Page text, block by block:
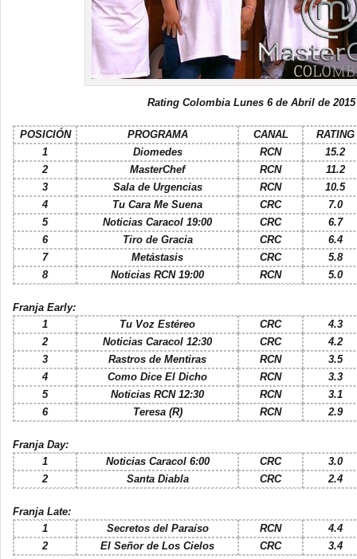
Rating Colombia Lunes 6 de Abril de 2015
POSICIÓN PROGRAMA CANAL
RATING
1
Diomedes RCN
15.2
2
MasterChef RCN
11.2
3
Sala de Urgencias RCN
10.5
4
Tu Cara Me Suena CRC
7.0
5
Noticias Caracol 19:00 CRC
6.7
6
Tiro de Gracia CRC
6.4
7
Metástasis CRC
5.8
8
Noticias RCN 19:00 RCN 5.0
Franja Early:
1
Tu Voz Estéreo CRC
4.3
2
Noticias Caracol 12:30 CRC
4.2
3
Rastros de Mentiras RCN
3.5
4
Como Dice El Dicho RCN
3.3
5
Noticias RCN 12:30 RCN
3.1
6
Teresa (R) RCN 2.9
Franja Day:
1
Noticias Caracol 6:00 CRC
3.0
2
Santa Diabla CRC 2.4
Franja Late:
1
Secretos del Paraíso RCN
4.4
2
El Señor de Los Cielos CRC 3.4